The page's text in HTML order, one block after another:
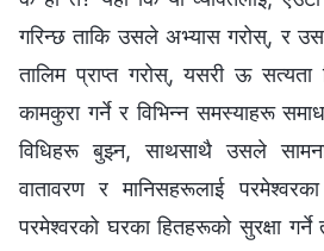
गरिन्छ ताकि उसले अभ्यास गरोस्, र
तालिम प्राप्त गरोस्, यसरी ऊ सत्यता
कामकुरा गर्ने र विभिन्न समस्याहरू
विधिहरू बुझ्न, साथसाथै उसले सामना
वातावरण र मानिसहरूलाई
परमेश्‍वरको घरका हितहरूको सुरक्षा